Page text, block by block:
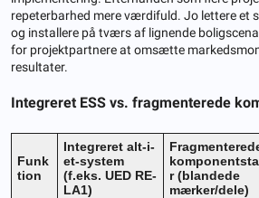
repeterbarhed mere værdifuld. Jo lettere et
og installere på tværs af lignende
for projektpartnere at omsætte
resultater.
Integreret ESS vs. fragmenterede
Funk
tion
Integreret alt-i-
et-system
(f.eks. UED RE-
LA1)
r (blandede
mærker/dele)